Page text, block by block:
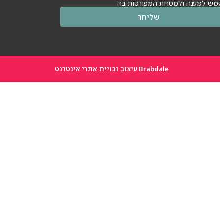
למענה ולמטרות המפורטות בה
שליחה
Brabdale עיצוב ובניית אתרי אינטרנט